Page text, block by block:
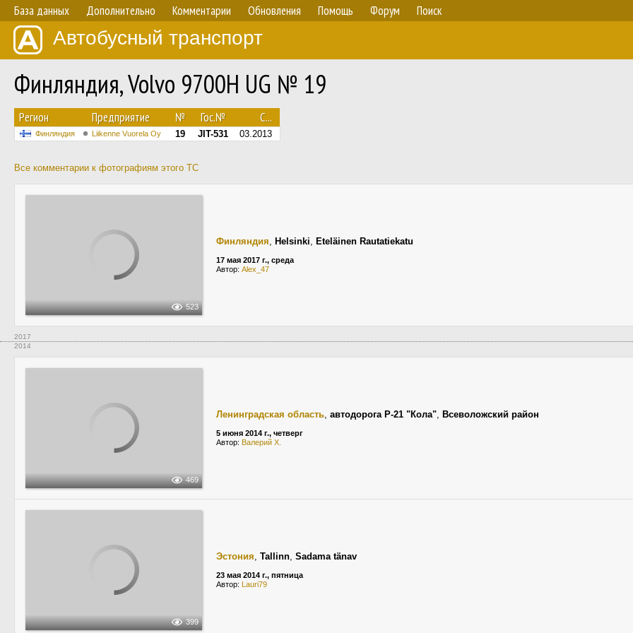
База данных Дополнительно Комментарии Обновления Помощь Форум Поиск
Автобусный транспорт
Финляндия, Volvo 9700H UG № 19
Регион Предприятие № Гос.№ С...
Финляндия Liikenne Vuorela Oy 19 JIT-531 03.2013
Все комментарии к фотографиям этого ТС
523
Финляндия, Helsinki, Eteläinen Rautatiekatu
17 мая 2017 г., среда
Автор: Alex_47
2017
2014
469
Ленинградская область, автодорога Р-21 "Кола", Всеволожский район
5 июня 2014 г., четверг
Автор: Валерий Х.
399
Эстония, Tallinn, Sadama tänav
23 мая 2014 г., пятница
Автор: Lauri79